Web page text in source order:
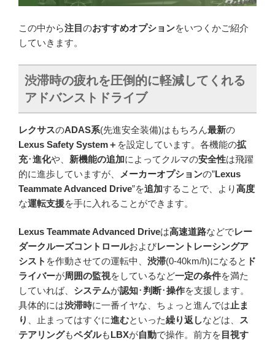
この中から注目 のおすすめオプションをいつくかご紹介
していきます。
渋滞時の疲れを圧倒的に軽減してくれる
アドバンストドライブ
レクサスのADAS系(先進安全装備)はもちろん最新の
Lexus Safety System＋ を設定しています。各機能の拡
充･進化や、 新機能の追加によってクルマの安全性は飛躍
的に進歩していますが、
メーカーオプションの”Lexus
Teammate Advanced Drive”を追加することで、より高度
な運転支援を手に入れることができます。
Lexus Teammate Advanced Driveは高速道路などでレー
ダークルーズコントロールおよびレーントレーシングア
シスト を作動させての運転中、 渋滞(0-40km/h)になると ド
ライバーが周囲の監視をしているなど一定の条件を満た
していれば、 システムが認知･ 判断･操作を支援します。
具体的には渋滞時に一番イヤな、ちょっと進んでは止ま
り 、止まってはすぐに進むといった繰り返しなどは、 ス
テアリングもペダルもLBXが自動で操作。前方を 目視す